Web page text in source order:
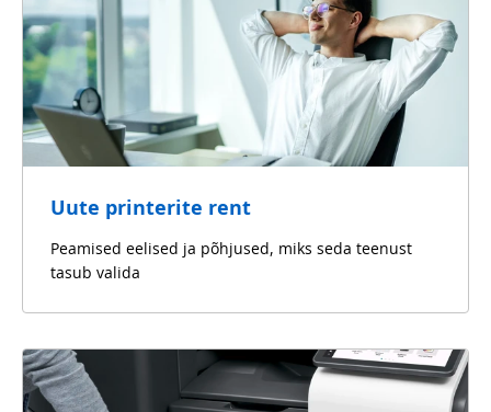
Uute printerite rent
Peamised eelised ja põhjused, miks seda teenust
tasub valida